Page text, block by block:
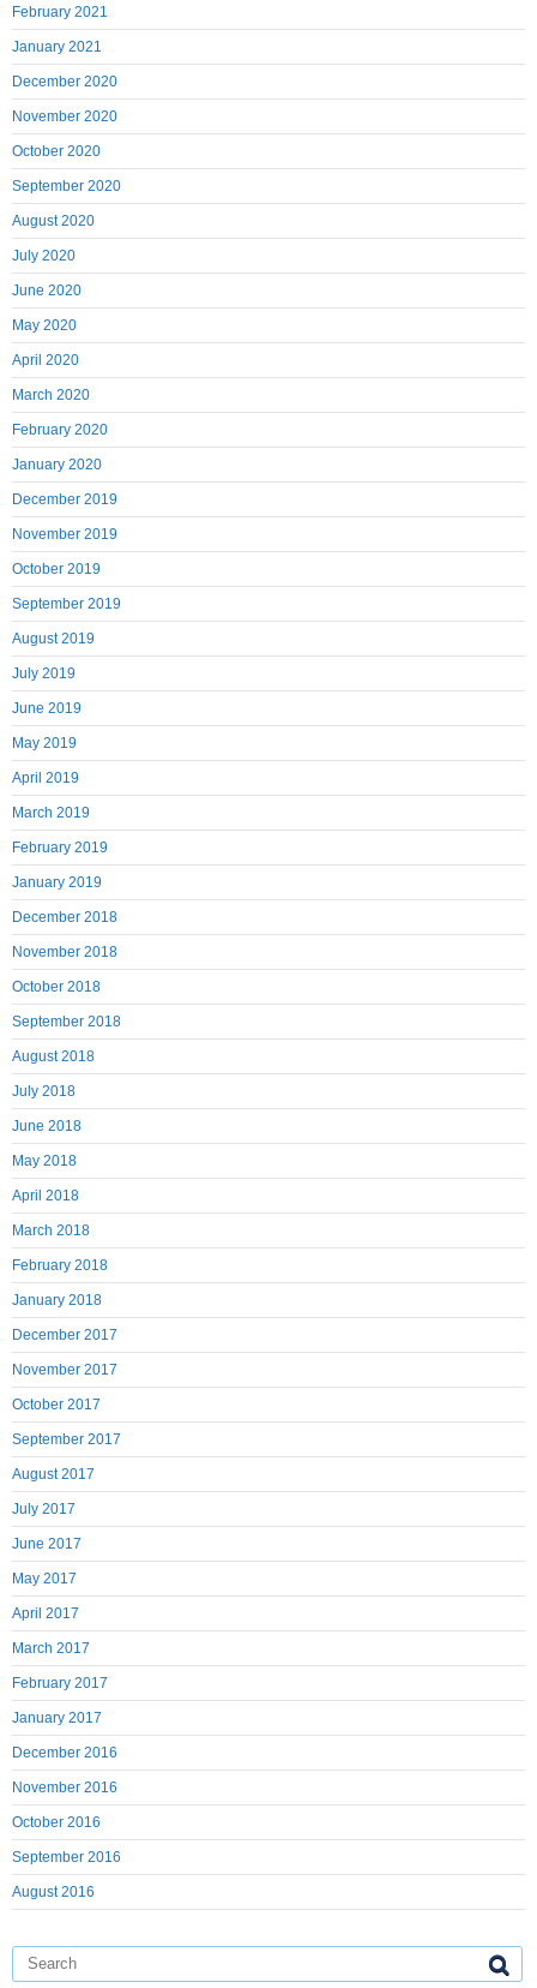
February 2021
January 2021
December 2020
November 2020
October 2020
September 2020
August 2020
July 2020
June 2020
May 2020
April 2020
March 2020
February 2020
January 2020
December 2019
November 2019
October 2019
September 2019
August 2019
July 2019
June 2019
May 2019
April 2019
March 2019
February 2019
January 2019
December 2018
November 2018
October 2018
September 2018
August 2018
July 2018
June 2018
May 2018
April 2018
March 2018
February 2018
January 2018
December 2017
November 2017
October 2017
September 2017
August 2017
July 2017
June 2017
May 2017
April 2017
March 2017
February 2017
January 2017
December 2016
November 2016
October 2016
September 2016
August 2016